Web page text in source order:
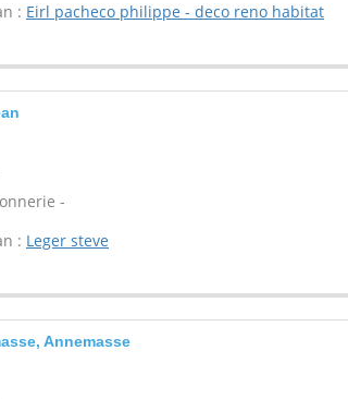
: Eirl pacheco philippe - deco reno habitat
-
: Leger steve
Annemasse